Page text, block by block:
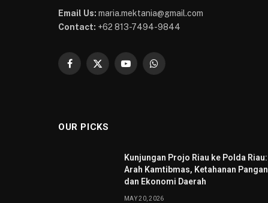
Email Us: maria.mektania@gmail.com
Contact: +62 813-7494-9844
Facebook
X
YouTubeWhatsApp
OUR PICKS
Kunjungan Projo Riau ke Polda Riau:
Arah Kamtibmas, Ketahanan Pangan
dan Ekonomi Daerah
MAY 20, 2026